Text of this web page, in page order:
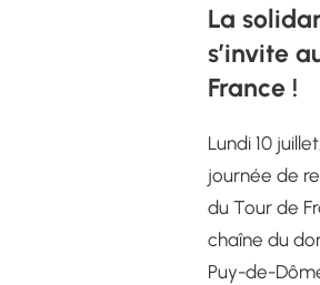
La
s’invite
France !
Lundi 10
journée de
du Tour de
chaîne du
Puy-de-